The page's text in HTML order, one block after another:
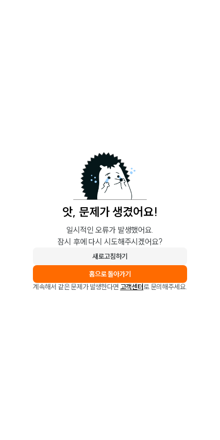
앗, 문제가 생겼어요!
일시적인 오류가 발생했어요.
잠시 후에 다시 시도해주시겠어요?
새로고침하기
홈으로 돌아가기
계속해서 같은 문제가 발생한다면 고객센터로 문의해주세요.